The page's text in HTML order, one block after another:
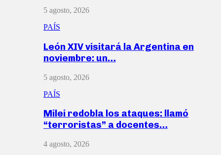
5 agosto, 2026
PAÍS
León XIV visitará la Argentina en
noviembre: un…
5 agosto, 2026
PAÍS
Milei redobla los ataques: llamó
“terroristas” a docentes…
4 agosto, 2026